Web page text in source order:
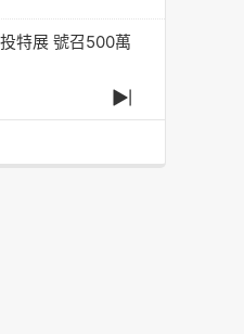
特展 號召500萬
題曲> #大展鴻圖
Next
Episode